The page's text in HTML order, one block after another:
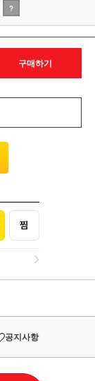
?
구매하기
공지사항